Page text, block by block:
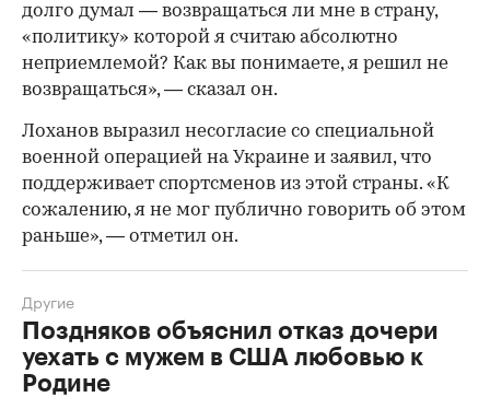
долго думал — возвращаться ли мне в страну,
«политику» которой я считаю абсолютно
неприемлемой? Как вы понимаете, я решил не
возвращаться», — сказал он.
Лоханов выразил несогласие со специальной
военной операцией на Украине и заявил, что
поддерживает спортсменов из этой страны. «К
сожалению, я не мог публично говорить об этом
раньше», — отметил он.
Поздняков объяснил отказ дочери
уехать с мужем в США любовью к
Родине
Другие